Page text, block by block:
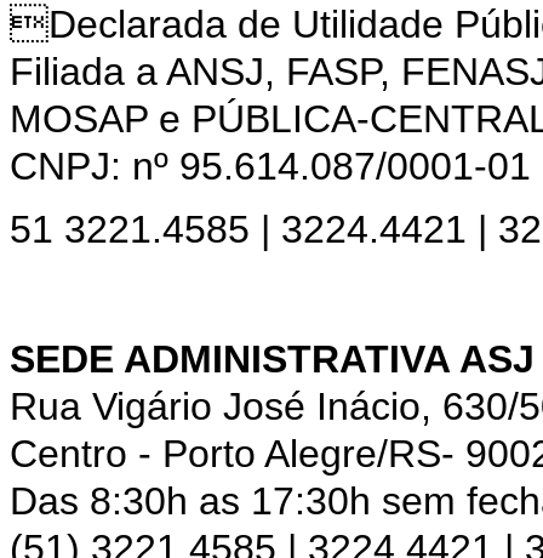
Declarada de Utilidade
Filiada a ANSJ, FASP,
MOSAP e PÚBLICA-
CNPJ: nº 95.614.087/0001-01
51 3221.4585 | 3224.4421 |
SEDE ADMINISTRATIVA ASJ
Rua Vigário José Inácio, 630/
Centro - Porto Alegre/RS-
Das 8:30h as 17:30h sem
(51) 3221.4585 | 3224.4421 |